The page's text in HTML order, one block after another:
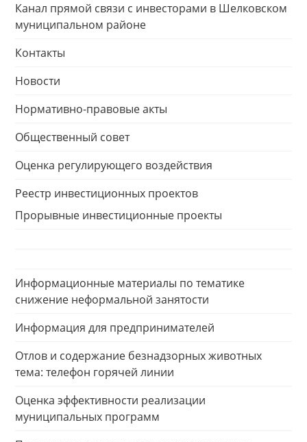
Канал прямой связи с инвесторами в Шелковском
муниципальном районе
Контакты
Новости
Нормативно-правовые акты
Общественный совет
Оценка регулирующего воздействия
Реестр инвестиционных проектов
Прорывные инвестиционные проекты
Информационные материалы по тематике
снижение неформальной занятости
Информация для предпринимателей
Отлов и содержание безнадзорных животных
тема: телефон горячей линии
Оценка эффективности реализации
муниципальных программ